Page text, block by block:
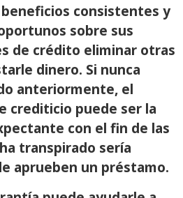
consistentes y
sobre sus
de crédito eliminar otras
dinero. Si nunca
anteriormente, el
crediticio puede ser la
con el fin de las
transpirado serí­a
aprueben un préstamo.